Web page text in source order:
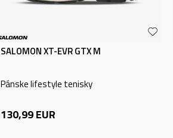
SALOMON XT-EVR GTX M
Pánske lifestyle tenisky
130,99EUR